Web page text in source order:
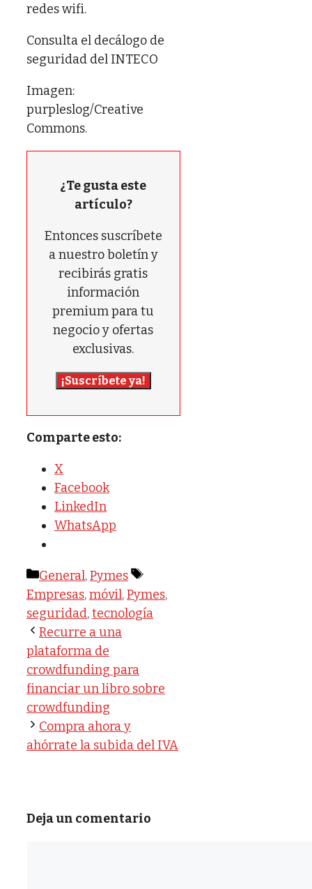
redes wifi.
Consulta el decálogo de
seguridad del INTECO
Imagen:
purpleslog/Creative
Commons.
¿Te gusta este
artículo?
Entonces suscríbete
a nuestro boletín y
recibirás gratis
información
premium para tu
negocio y ofertas
exclusivas.
¡Suscríbete ya!
Comparte esto:
X
Facebook
LinkedIn
WhatsApp
Categorías
General,Pymes
Etiquetas
Empresas,móvil,Pymes,
seguridad,tecnología
Recurre a una
plataforma de
crowdfunding para
financiar un libro sobre
crowdfunding
Compra ahora y
ahórrate la subida del IVA
Deja un comentario